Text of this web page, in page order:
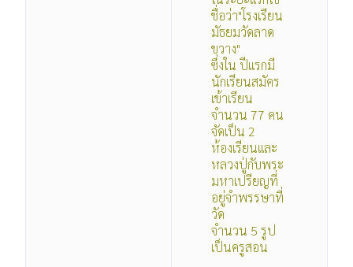
ชื่อว่า"โรงเรียน
มัธยมวัดลาด
ขวาง"
ซึ่งใน ปีแรกมี
นักเรียนสมัคร
เข้าเรียน
จำนวน 77 คน
จัดเป็น 2
ห้องเรียนและ
หลวงปู่กับพระ
มหาเปรียญที่
อยู่จำพรรษาที่
วัด
จำนวน 5 รูป
เป็นครูสอน